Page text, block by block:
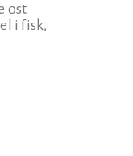
ost
i fisk,